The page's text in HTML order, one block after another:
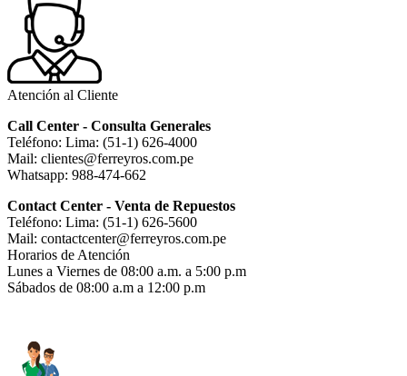
Atención al Cliente
Call Center - Consulta Generales
Teléfono: Lima: (51-1) 626-4000
Mail: clientes@ferreyros.com.pe
Whatsapp: 988-474-662
Contact Center - Venta de Repuestos
Teléfono: Lima: (51-1) 626-5600
Mail: contactcenter@ferreyros.com.pe
Horarios de Atención
Lunes a Viernes de 08:00 a.m. a 5:00 p.m
Sábados de 08:00 a.m a 12:00 p.m